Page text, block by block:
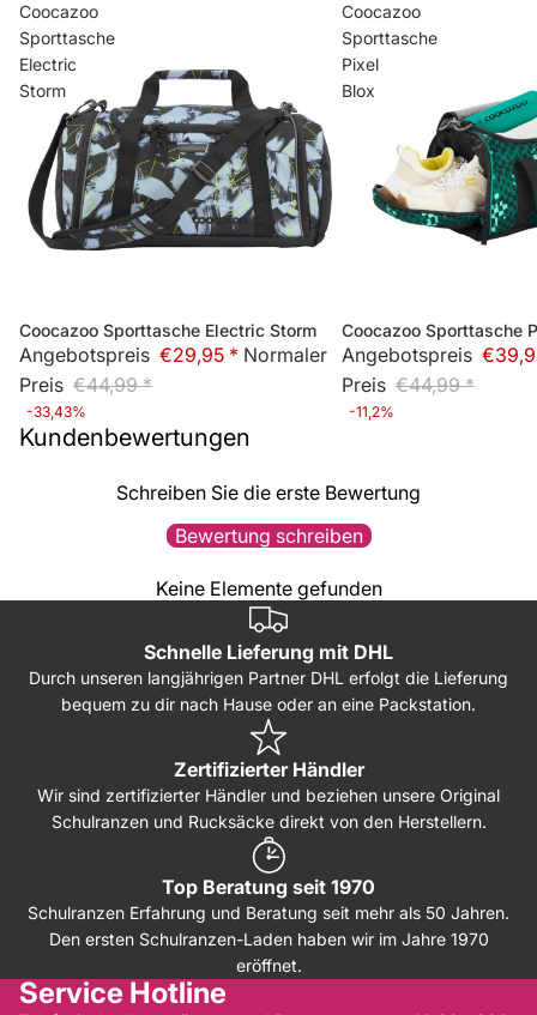
Coocazoo
Sporttasche
Electric
Storm
Sale
Coocazoo Sporttasche Electric Storm
Angebotspreis €29,95 * Normaler
Preis €44,99 *
-33,43%
Coocazoo
Sporttasche
Pixel
Blox
Sale
Coocazoo Sporttasche
Angebotspreis
Preis €44,99 *
-11,2%
Kundenbewertungen
Schreiben Sie die erste Bewertung
Bewertung schreiben
Keine Elemente gefunden
Schnelle Lieferung mit DHL
Durch unseren langjährigen Partner DHL erfolgt die Lieferung
bequem zu dir nach Hause oder an eine Packstation.
Zertifizierter Händler
Wir sind zertifizierter Händler und beziehen unsere Original
Schulranzen und Rucksäcke direkt von den Herstellern.
Top Beratung seit 1970
Schulranzen Erfahrung und Beratung seit mehr als 50 Jahren.
Den ersten Schulranzen-Laden haben wir im Jahre 1970
eröffnet.
Service Hotline